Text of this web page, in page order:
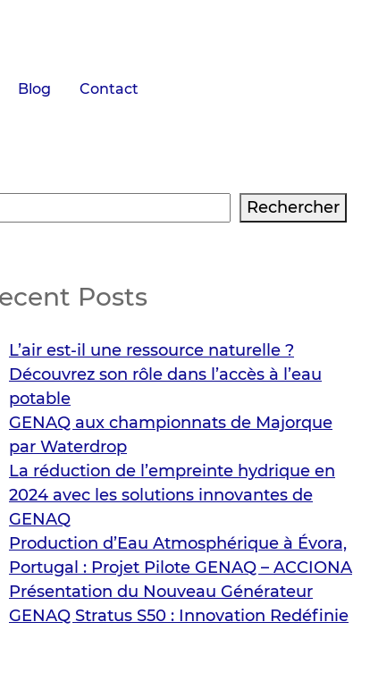
Blog Contact
Rechercher
Posts
L’air est-il une ressource naturelle ?
Découvrez son rôle dans l’accès à l’eau
potable
GENAQ aux championnats de Majorque
par Waterdrop
La réduction de l’empreinte hydrique en
2024 avec les solutions innovantes de
GENAQ
Production d’Eau Atmosphérique à Évora,
Portugal : Projet Pilote GENAQ – ACCIONA
Présentation du Nouveau Générateur
GENAQ Stratus S50 : Innovation Redéfinie